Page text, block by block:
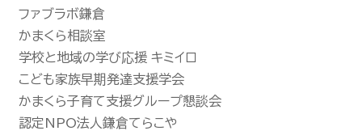
ファブラボ鎌倉
かまくら相談室
学校と地域の学び応援 キミイロ
こども家族早期発達支援学会
かまくら子育て支援グループ懇談会
認定NPO法人鎌倉てらこや